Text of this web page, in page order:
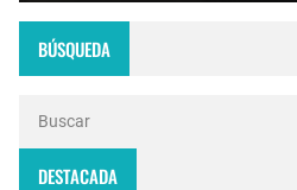
BÚSQUEDA
DESTACADA